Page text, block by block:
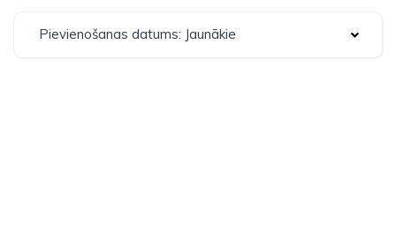
Pievienošanas datums: Jaunākie